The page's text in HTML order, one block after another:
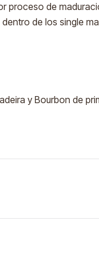
proceso de
de los single
y Bourbon de